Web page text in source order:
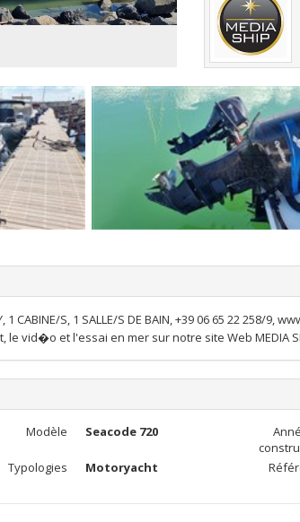
1 CABINE/S, 1 SALLE/S DE BAIN, +39 06 65 22 258/9,
le vid�o et l'essai en mer sur notre site Web MEDIA
Modèle Seacode 720
Typologies Motoryacht